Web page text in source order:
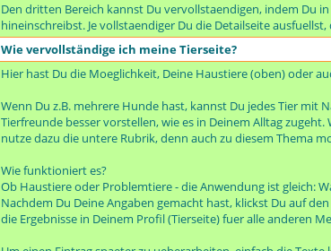
Den dritten Bereich kannst Du vervollstaendigen, indem Du
hineinschreibst. Je vollstaendiger Du die Detailseite
Wie vervollständige ich meine Tierseite?
Hier hast Du die Moeglichkeit, Deine Haustiere (oben) oder
Wenn Du z.B. mehrere Hunde hast, kannst Du jedes Tier mit
Tierfreunde besser vorstellen, wie es in Deinem Alltag
nutze dazu die untere Rubrik, denn auch zu diesem Thema
Wie funktioniert es?
Ob Haustiere oder Problemtiere - die Anwendung ist gleich:
Nachdem Du Deine Angaben gemacht hast, klickst Du auf
die Ergebnisse in Deinem Profil (Tierseite) fuer alle anderen